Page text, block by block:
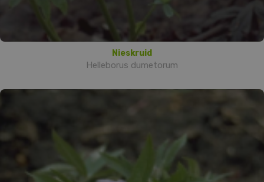
Nieskruid
Helleborus dumetorum